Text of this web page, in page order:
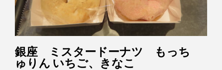
銀座 ミスタードーナツ もっち
ゅりん いちご、きなこ